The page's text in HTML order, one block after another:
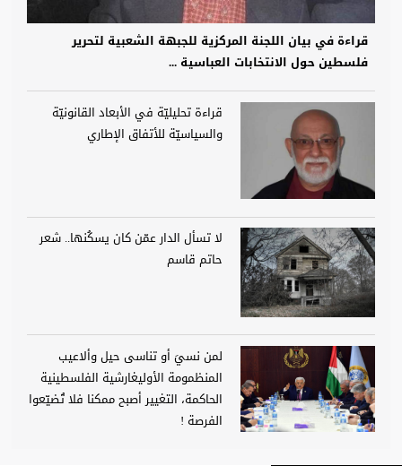
قراءة في بيان اللجنة المركزية للجبهة الشعبية لتحرير
فلسطين حول الانتخابات العباسية ...
قراءة تحليليّة في الأبعاد القانونيّة
والسياسيّة للأتفاق الإطاري
لا تسأل الدار عمّن كان يسكُنها.. شعر
حاتم قاسم
لمن نسيَ أو تناسى حيل وألاعيب
المنظمومة الأوليغارشية الفلسطينية
الحاكمة، التغيير أصبح ممكنا فلا تُضيّعوا
الفرصة !